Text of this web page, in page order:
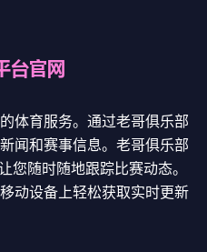
体育服务。通过老哥俱乐部
闻和赛事信息。老哥俱乐部
您随时随地跟踪比赛动态。
动设备上轻松获取实时更新